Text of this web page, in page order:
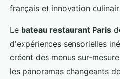
français et innovation
Le bateau restaurant Paris
d'expériences sensorielles
créent des menus sur-
les panoramas changeants